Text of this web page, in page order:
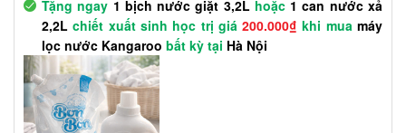
Tặng ngay 1 bịch nước giặt 3,2Lhoặc 1 can nước xả
2,2L chiết xuất sinh học trị giá200.000₫ khi muamáy
lọc nước Kangaroo bất kỳ tại Hà Nội